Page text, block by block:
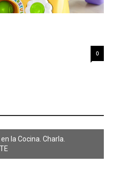
0
la Cocina. Charla.